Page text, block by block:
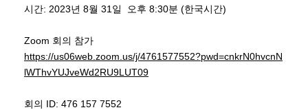
시간: 2023년 8월 31일 오후 8:30분 (한국시간)
Zoom 회의 참가
https://us06web.zoom.us/j/4761577552?pwd=cnkrN0hvcnN
lWThvYUJveWd2RU9LUT09
회의 ID: 476 157 7552